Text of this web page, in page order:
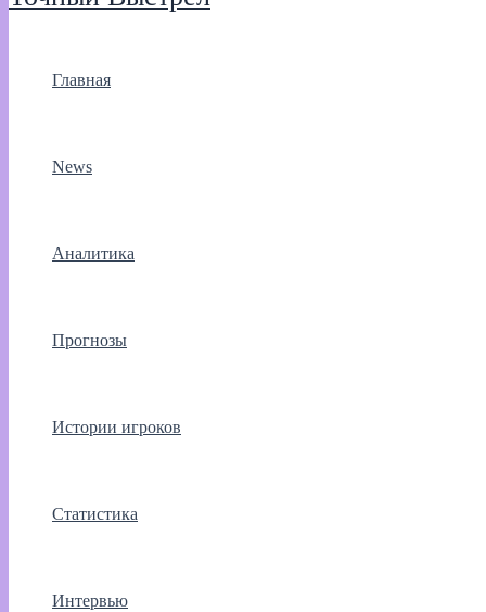
Главная
News
Аналитика
Прогнозы
Истории игроков
Статистика
Интервью